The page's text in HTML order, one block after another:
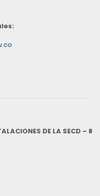
DE LA SECD – 8